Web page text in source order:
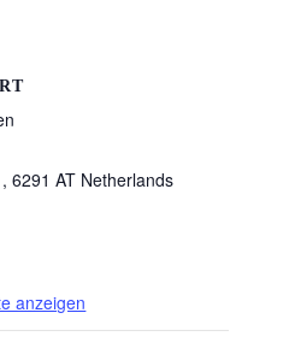
, 6291 AT Netherlands
anzeigen